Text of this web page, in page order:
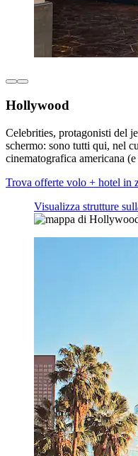
Hollywood
Celebrities, protagonisti del
schermo: sono tutti qui, nel
cinematografica americana
Trova offerte volo + hotel in
Visualizza strutture